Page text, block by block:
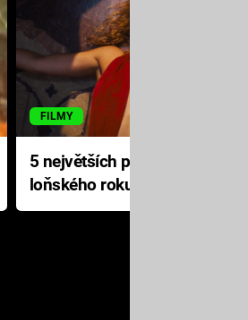
FILMY
5 největších propadáků
loňského roku: Disney na
jediné katastrofě prodělal 200